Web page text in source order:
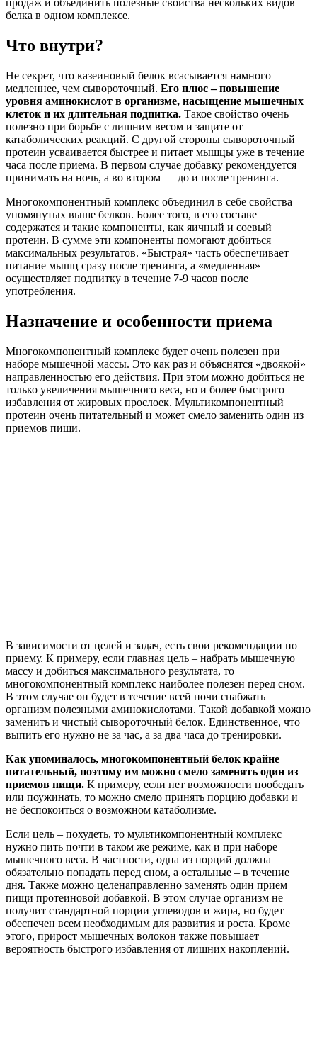
белка в одном комплексе.
Что внутри?
Не секрет, что казеиновый белок всасывается намного
медленнее, чем сывороточный. Его плюс – повышение
уровня аминокислот в организме, насыщение мышечных
клеток и их длительная подпитка. Такое свойство очень
полезно при борьбе с лишним весом и защите от
катаболических реакций. С другой стороны сывороточный
протеин усваивается быстрее и питает мышцы уже в течение
часа после приема. В первом случае добавку рекомендуется
принимать на ночь, а во втором — до и после тренинга.
Многокомпонентный комплекс объединил в себе свойства
упомянутых выше белков. Более того, в его составе
содержатся и такие компоненты, как яичный и соевый
протеин. В сумме эти компоненты помогают добиться
максимальных результатов. «Быстрая» часть обеспечивает
питание мышц сразу после тренинга, а «медленная» —
осуществляет подпитку в течение 7-9 часов после
употребления.
Назначение и особенности приема
Многокомпонентный комплекс будет очень полезен при
наборе мышечной массы. Это как раз и объяснятся «двоякой»
направленностью его действия. При этом можно добиться не
только увеличения мышечного веса, но и более быстрого
избавления от жировых прослоек. Мультикомпонентный
протеин очень питательный и может смело заменить один из
приемов пищи.
В зависимости от целей и задач, есть свои рекомендации по
приему. К примеру, если главная цель – набрать мышечную
массу и добиться максимального результата, то
многокомпонентный комплекс наиболее полезен перед сном.
В этом случае он будет в течение всей ночи снабжать
организм полезными аминокислотами. Такой добавкой можно
заменить и чистый сывороточный белок. Единственное, что
выпить его нужно не за час, а за два часа до тренировки.
Как упоминалось, многокомпонентный белок крайне
питательный, поэтому им можно смело заменять один из
приемов пищи. К примеру, если нет возможности пообедать
или поужинать, то можно смело принять порцию добавки и
не беспокоиться о возможном катаболизме.
Если цель – похудеть, то мультикомпонентный комплекс
нужно пить почти в таком же режиме, как и при наборе
мышечного веса. В частности, одна из порций должна
обязательно попадать перед сном, а остальные – в течение
дня. Также можно целенаправленно заменять один прием
пищи протеиновой добавкой. В этом случае организм не
получит стандартной порции углеводов и жира, но будет
обеспечен всем необходимым для развития и роста. Кроме
этого, прирост мышечных волокон также повышает
вероятность быстрого избавления от лишних накоплений.